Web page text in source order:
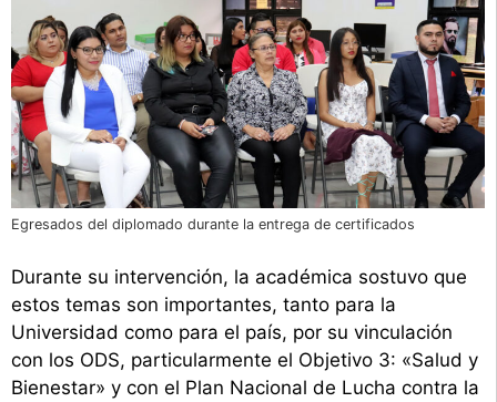
Egresados del diplomado durante la entrega de certificados
Durante su intervención, la académica sostuvo que
estos temas son importantes, tanto para la
Universidad como para el país, por su vinculación
con los ODS, particularmente el Objetivo 3: «Salud y
Bienestar» y con el Plan Nacional de Lucha contra la